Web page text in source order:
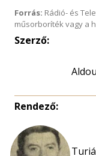
Forrás: Rádió- és
műsorboríték vagy a
Szerző:
Rendező: